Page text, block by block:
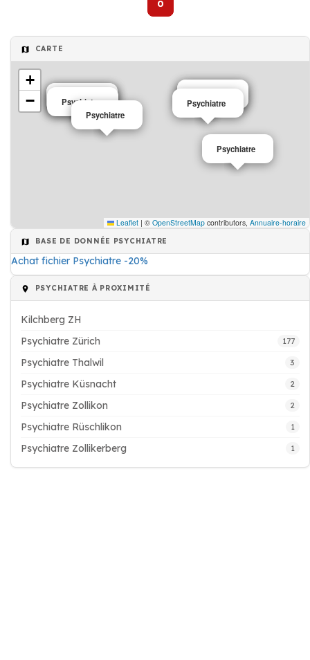
0
CARTE
Psychiatre
Psychiatre
Psychiatre
Psychiatre
Psychiatre
Psychiatre
+
−
Leaflet | © OpenStreetMap contributors, Annuaire-horaire
BASE DE DONNÉE PSYCHIATRE
Achat fichier Psychiatre -20%
PSYCHIATRE À PROXIMITÉ
Kilchberg ZH
Psychiatre Zürich
177
Psychiatre Thalwil 3
Psychiatre Küsnacht 2
Psychiatre Zollikon 2
Psychiatre Rüschlikon 1
Psychiatre Zollikerberg 1